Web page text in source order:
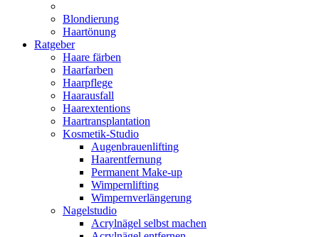
Blondierung
Haartönung
Ratgeber
Haare färben
Haarfarben
Haarpflege
Haarausfall
Haarextentions
Haartransplantation
Kosmetik-Studio
Augenbrauenlifting
Haarentfernung
Permanent Make-up
Wimpernlifting
Wimpernverlängerung
Nagelstudio
Acrylnägel selbst machen